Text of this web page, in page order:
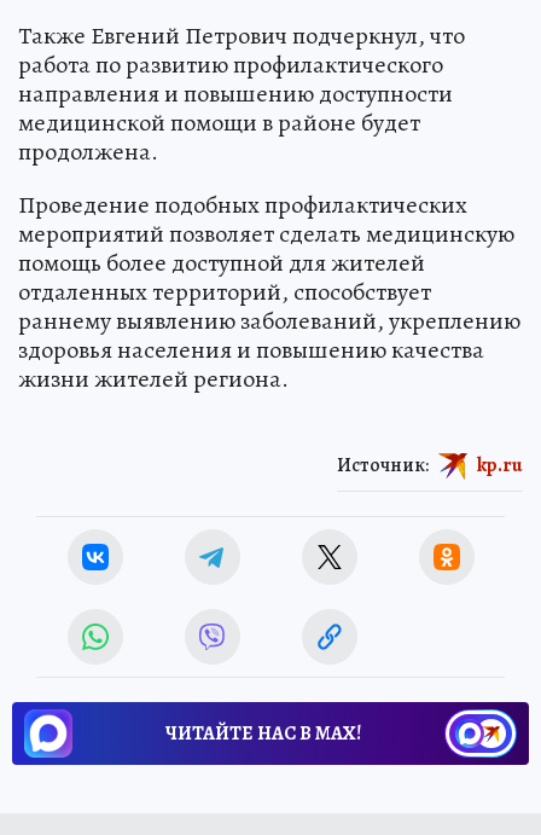
Также Евгений Петрович подчеркнул, что
работа по развитию профилактического
направления и повышению доступности
медицинской помощи в районе будет
продолжена.
Проведение подобных профилактических
мероприятий позволяет сделать медицинскую
помощь более доступной для жителей
отдаленных территорий, способствует
раннему выявлению заболеваний, укреплению
здоровья населения и повышению качества
жизни жителей региона.
Источник: kp.ru
ЧИТАЙТЕ НАС В МАХ!